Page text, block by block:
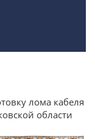
лома кабеля
области